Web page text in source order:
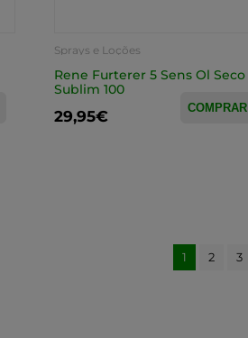
Sprays e Loções
Rene Furterer 5 Sens Ol Seco
Sublim 100
29,95€ COMPRAR
1 2 3